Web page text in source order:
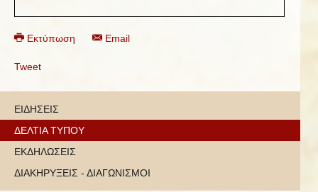
Εκτύπωση Email
Tweet
ΕΙΔΗΣΕΙΣ
ΔΕΛΤΙΑ ΤΥΠΟΥ
ΕΚΔΗΛΩΣΕΙΣ
ΔΙΑΚΗΡΥΞΕΙΣ - ΔΙΑΓΩΝΙΣΜΟΙ